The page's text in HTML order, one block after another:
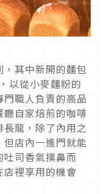
其中新開的麵包
以從小麥麵粉的
職人負責的高品
自家焙煎的咖啡
龍，除了內用之
店內一進門就能
司香氣撲鼻而
裡享用的機會